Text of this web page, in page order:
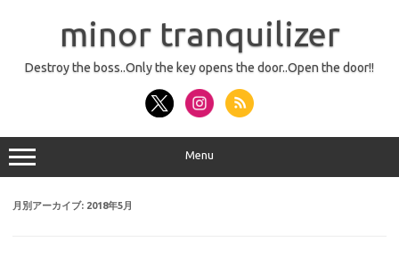
minor tranquilizer
Destroy the boss..Only the key opens the door..Open the door!!
Menu
月別アーカイブ: 2018年5月